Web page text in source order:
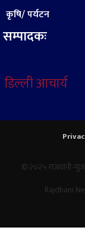
कृषि/ पर्यटन
सम्पादकः
डिल्ली आचार्य
© २०२५ राजधानी
Rajdhani